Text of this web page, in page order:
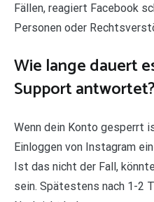
Fällen, reagiert Facebook
Personen oder
Wie lange dauert
Support antwortet?
Wenn dein Konto gesperrt
Einloggen von Instagram
Ist das nicht der Fall,
sein. Spätestens nach 1-2